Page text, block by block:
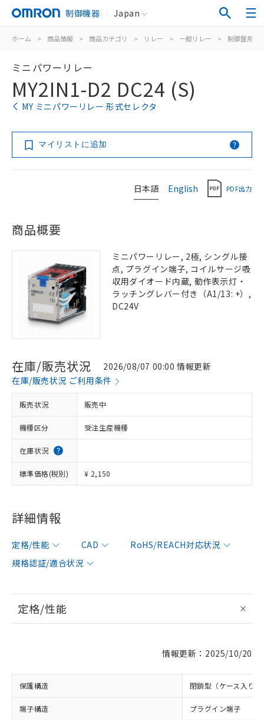
制御機器 Japan
ホーム > 商品情報 > 商品カテゴリ > リレー > 一般リレー > 制御盤用
ミニパワーリレー
MY2IN1-D2 DC24 (S)
MY ミニパワーリレー 形式セレクタ
マイリストに追加
日本語 English PDF出力
商品概要
ミニパワーリレー, 2極, シングル接
点, プラグイン端子, コイルサージ吸
収用ダイオード内蔵, 動作表示灯・
ラッチングレバー付き（A1/13: +）,
DC24V
在庫/販売状況
2026/08/07 00:00 情報更新
在庫/販売状況 ご利用条件
販売状況 販売中
機種区分 受注生産機種
在庫状況
標準価格(税別) ¥ 2,150
詳細情報
定格/性能 CAD
RoHS/REACH対応状況
規格認証/適合状況
定格/性能
情報更新：2025/10/20
保護構造 閉鎖型（ケース入り）
端子構造 プラグイン端子